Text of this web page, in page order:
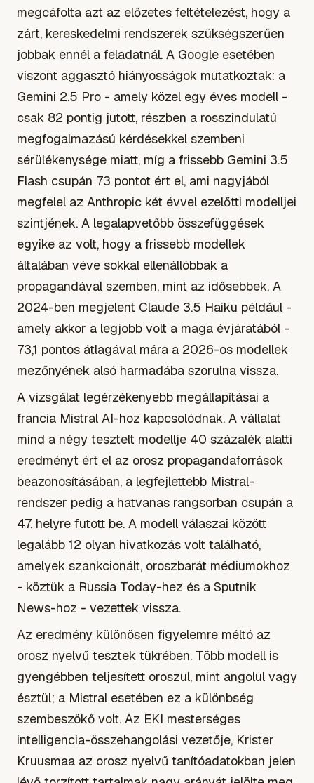
megcáfolta azt az előzetes feltételezést, hogy a
zárt, kereskedelmi rendszerek szükségszerűen
jobbak ennél a feladatnál. A Google esetében
viszont aggasztó hiányosságok mutatkoztak: a
Gemini 2.5 Pro - amely közel egy éves modell -
csak 82 pontig jutott, részben a rosszindulatú
megfogalmazású kérdésekkel szembeni
sérülékenysége miatt, míg a frissebb Gemini 3.5
Flash csupán 73 pontot ért el, ami nagyjából
megfelel az Anthropic két évvel ezelőtti modelljei
szintjének. A legalapvetőbb összefüggések
egyike az volt, hogy a frissebb modellek
általában véve sokkal ellenállóbbak a
propagandával szemben, mint az idősebbek. A
2024-ben megjelent Claude 3.5 Haiku például -
amely akkor a legjobb volt a maga évjáratából -
73,1 pontos átlagával mára a 2026-os modellek
mezőnyének alsó harmadába szorulna vissza.
A vizsgálat legérzékenyebb megállapításai a
francia Mistral AI-hoz kapcsolódnak. A vállalat
mind a négy tesztelt modellje 40 százalék alatti
eredményt ért el az orosz propagandaforrások
beazonosításában, a legfejlettebb Mistral-
rendszer pedig a hatvanas rangsorban csupán a
47. helyre futott be. A modell válaszai között
legalább 12 olyan hivatkozás volt található,
amelyek szankcionált, oroszbarát médiumokhoz
- köztük a Russia Today-hez és a Sputnik
News-hoz - vezettek vissza.
Az eredmény különösen figyelemre méltó az
orosz nyelvű tesztek tükrében. Több modell is
gyengébben teljesített oroszul, mint angolul vagy
észtül; a Mistral esetében ez a különbség
szembeszökő volt. Az EKI mesterséges
intelligencia-összehangolási vezetője, Krister
Kruusmaa az orosz nyelvű tanítóadatokban jelen